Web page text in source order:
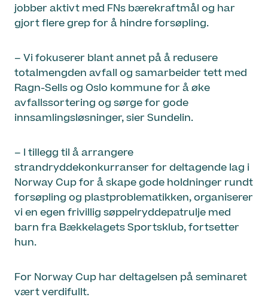
jobber aktivt med FNs bærekraftmål og har
gjort flere grep for å hindre forsøpling.
– Vi fokuserer blant annet på å redusere
totalmengden avfall og samarbeider tett med
Ragn-Sells og Oslo kommune for å øke
avfallssortering og sørge for gode
innsamlingsløsninger, sier Sundelin.
– I tillegg til å arrangere
strandryddekonkurranser for deltagende lag i
Norway Cup for å skape gode holdninger rundt
forsøpling og plastproblematikken, organiserer
vi en egen frivillig søppelryddepatrulje med
barn fra Bækkelagets Sportsklub, fortsetter
hun.
For Norway Cup har deltagelsen på seminaret
vært verdifullt.